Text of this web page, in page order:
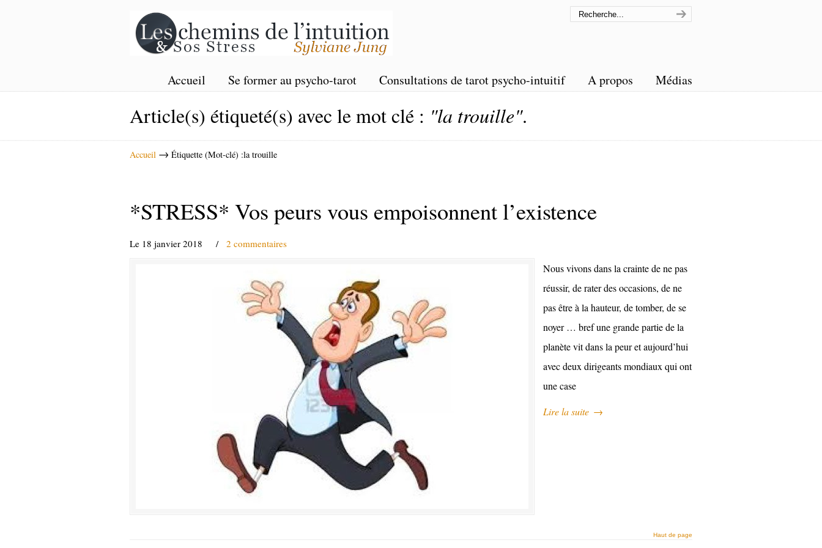
Accueil Se former au psycho-tarot Consultations de tarot psycho-intuitif A propos Médias
Article(s) étiqueté(s) avec le mot clé : "la trouille".
Accueil → Étiquette (Mot-clé) :la trouille
*STRESS* Vos peurs vous empoisonnent l’existence
Le 18 janvier 2018 / 2 commentaires
Nous vivons dans la crainte de ne pas
réussir, de rater des occasions, de ne
pas être à la hauteur, de tomber, de se
noyer … bref une grande partie de la
planète vit dans la peur et aujourd’hui
avec deux dirigeants mondiaux qui ont
une case
Lire la suite →
Haut de page